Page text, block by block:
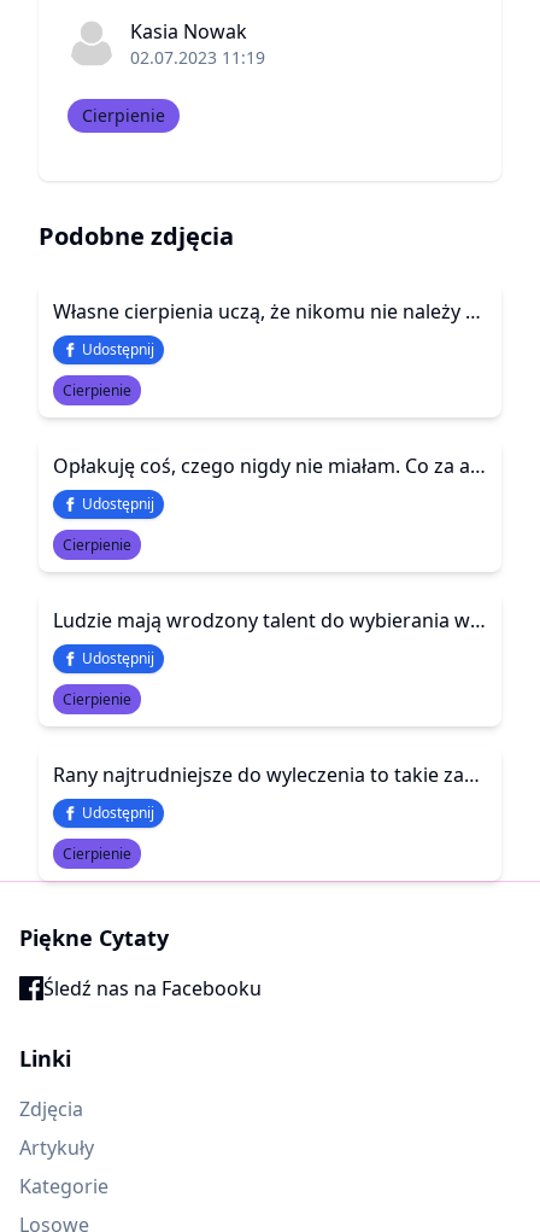
Kasia Nowak
02.07.2023 11:19
Cierpienie
Podobne zdjęcia
Własne cierpienia uczą, że nikomu nie należy robić żadnej przykrości
Udostępnij
Cierpienie
Opłakuję coś, czego nigdy nie miałam. Co za absurd. Rozpacz z powodu przeklętych nadziei, przeklętych marzeń i oczekiwań
Udostępnij
Cierpienie
Ludzie mają wrodzony talent do wybierania właśnie tego, co dla nich najgorsze.
Udostępnij
Cierpienie
Rany najtrudniejsze do wyleczenia to takie zadane przez kogoś, kto obiecał, że nigdy nas nie skrzywdzi
Udostępnij
Cierpienie
Piękne Cytaty
Śledź nas na Facebooku
Linki
Zdjęcia
Artykuły
Kategorie
Losowe